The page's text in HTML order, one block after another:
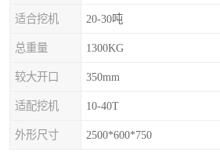
适合挖机 20-30吨
总重量 1300KG
较大开口 350mm
适配挖机 10-40T
外形尺寸 2500*600*750